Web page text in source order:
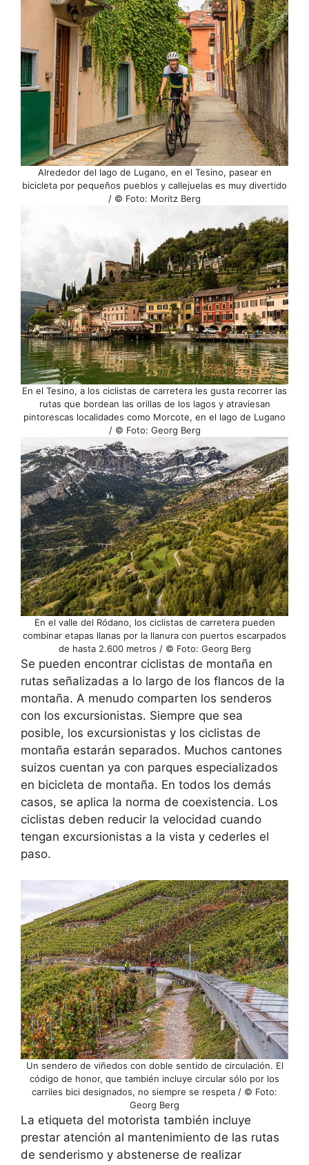
Alrededor del lago de Lugano, en el Tesino, pasear en
bicicleta por pequeños pueblos y callejuelas es muy divertido
/ © Foto: Moritz Berg
En el Tesino, a los ciclistas de carretera les gusta recorrer las
rutas que bordean las orillas de los lagos y atraviesan
pintorescas localidades como Morcote, en el lago de Lugano
/ © Foto: Georg Berg
En el valle del Ródano, los ciclistas de carretera pueden
combinar etapas llanas por la llanura con puertos escarpados
de hasta 2.600 metros / © Foto: Georg Berg
Se pueden encontrar ciclistas de montaña en
rutas señalizadas a lo largo de los flancos de la
montaña. A menudo comparten los senderos
con los excursionistas. Siempre que sea
posible, los excursionistas y los ciclistas de
montaña estarán separados. Muchos cantones
suizos cuentan ya con parques especializados
en bicicleta de montaña. En todos los demás
casos, se aplica la norma de coexistencia. Los
ciclistas deben reducir la velocidad cuando
tengan excursionistas a la vista y cederles el
paso.
Un sendero de viñedos con doble sentido de circulación. El
código de honor, que también incluye circular sólo por los
carriles bici designados, no siempre se respeta / © Foto:
Georg Berg
La etiqueta del motorista también incluye
prestar atención al mantenimiento de las rutas
de senderismo y abstenerse de realizar